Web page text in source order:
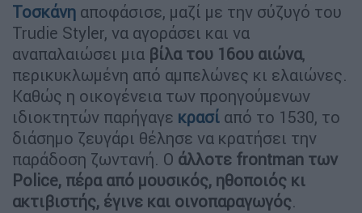
Τοσκάνη αποφάσισε, μαζί με την σύζυγό του
Trudie Styler, να αγοράσει και να
αναπαλαιώσει μια βίλα του 16ου αιώνα,
περικυκλωμένη από αμπελώνες κι ελαιώνες.
Καθώς η οικογένεια των προηγούμενων
ιδιοκτητών παρήγαγε κρασί από το 1530, το
διάσημο ζευγάρι θέλησε να κρατήσει την
παράδοση ζωντανή. Ο άλλοτε frontman των
Police, πέρα από μουσικός, ηθοποιός κι
ακτιβιστής, έγινε και οινοπαραγωγός.